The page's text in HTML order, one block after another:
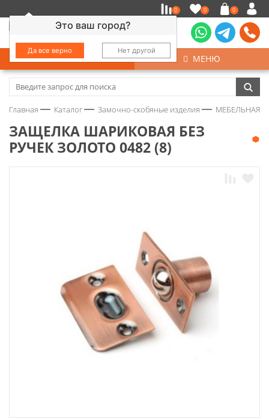
Это ваш город?
Да все верно Нет другой
0 0 0
КАТАЛОГ МЕНЮ
Замочно-скобяные изделия
Колеса
Электроды и проволока
Главная Каталог Замочно-скобяные изделия МЕБЕЛЬНАЯ
ЗАЩЕЛКА ШАРИКОВАЯ БЕЗ
РУЧЕК ЗОЛОТО 0482 (8)